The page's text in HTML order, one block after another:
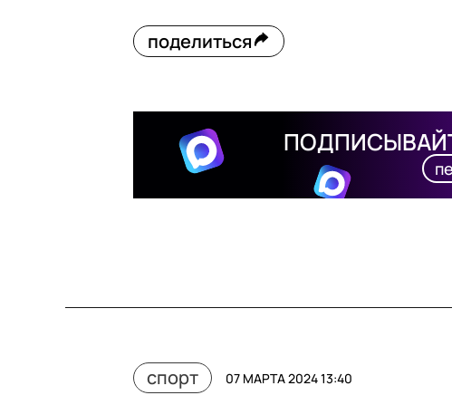
поделиться
спорт 07 МАРТА 2024 13:40